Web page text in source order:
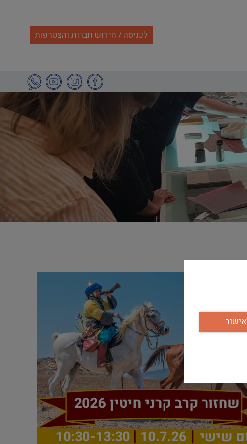
לכניסה / חידוש חברות והצטרפות
אישור